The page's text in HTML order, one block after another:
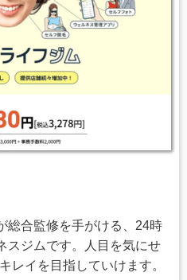
総合監修を手がける、24時
スジムです。人目を気にせ
レイを目指していけます。